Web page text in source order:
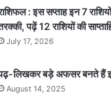
: इस सप्ताह इन 7
पढ़ें 12 राशियों की
July 17, 2026
लिखकर बड़े अफसर बनते हैं
August 14, 2025